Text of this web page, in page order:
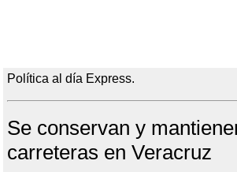
Política al día Express.
Se conservan y
carreteras en Veracruz